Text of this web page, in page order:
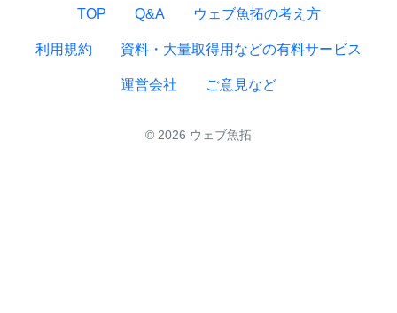
TOP Q&A ウェブ魚拓の考え方
利用規約 資料・大量取得用などの有料サービス
運営会社 ご意見など
© 2026 ウェブ魚拓